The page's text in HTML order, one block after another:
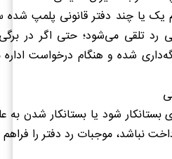
یک یا چند دفتر قانونی پلمپ شده
رد تلقی می‌شود؛ حتی اگر در
شده و هنگام درخواست اداره
شود یا بستانکار شدن به
نباشد، موجبات رد دفتر را